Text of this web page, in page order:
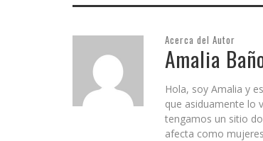
Acerca del Autor
Amalia
Hola, soy Amalia y
que asiduamente lo
tengamos un sitio
afecta como